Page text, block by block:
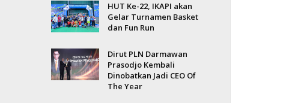
HUT Ke-22, IKAPI akan
Gelar Turnamen Basket
dan Fun Run
Dirut PLN Darmawan
Prasodjo Kembali
Dinobatkan Jadi CEO Of
The Year